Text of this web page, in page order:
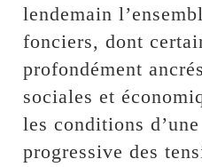
lendemain
fonciers, dont
profondément
sociales et
les conditions
progressive des